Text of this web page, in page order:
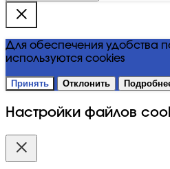
Для обеспечения удобства
используются cookies
Принять Отклонить
Настройки файлов